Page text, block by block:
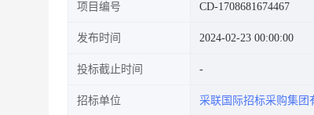
项目编号 CD-1708681674467
发布时间 2024-02-23 00:00:00
投标截止时间
招标单位 采联国际招标采购集团